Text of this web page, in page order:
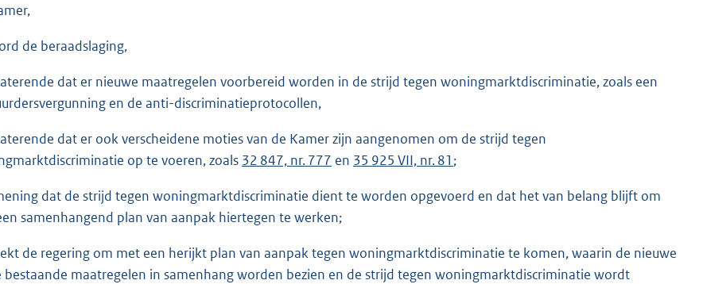
K
de beraadslaging,
dat er nieuwe maatregelen voorbereid worden in de strijd tegen woningmarktdiscriminatie, zoals een
en de anti-discriminatieprotocollen,
dat er ook verscheidene moties van de Kamer zijn aangenomen om de strijd tegen
op te voeren, zoals 32 847, nr. 777 en 35 925 VII, nr. 81 ;
dat de strijd tegen woningmarktdiscriminatie dient te worden opgevoerd en dat het van belang blijft om
samenhangend plan van aanpak hiertegen te werken;
de regering om met een herijkt plan van aanpak tegen woningmarktdiscriminatie te komen, waarin de nieuwe
bestaande maatregelen in samenhang worden bezien en de strijd tegen woningmarktdiscriminatie wordt